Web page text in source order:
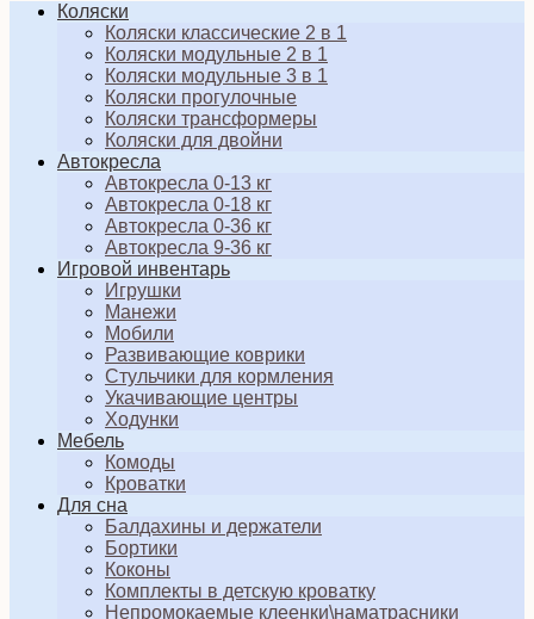
Коляски
Коляски классические 2 в 1
Коляски модульные 2 в 1
Коляски модульные 3 в 1
Коляски прогулочные
Коляски трансформеры
Коляски для двойни
Автокресла
Автокресла 0-13 кг
Автокресла 0-18 кг
Автокресла 0-36 кг
Автокресла 9-36 кг
Игровой инвентарь
Игрушки
Манежи
Мобили
Развивающие коврики
Стульчики для кормления
Укачивающие центры
Ходунки
Мебель
Комоды
Кроватки
Для сна
Балдахины и держатели
Бортики
Коконы
Комплекты в детскую кроватку
Непромокаемые клеенки\наматрасники